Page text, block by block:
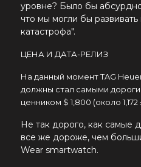
уровне? Было бы
что мы могли бы
катастрофа".
ЦЕНА И ДАТА-РЕЛИЗ
На данный моментTAG
должны стал самыми
ценником $ 1,800 (около 1,172
Не так дорого, как самые
все же дороже, чем
Wear smartwatch.